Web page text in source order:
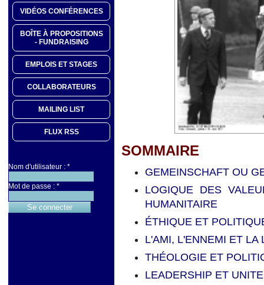
VIDÉOS CONFÉRENCES
BOÎTE À PROPOSITIONS
- FUNDRAISING
EMPLOIS ET STAGES
COLLABORATEURS
MAILING LIST
FLUX RSS
Nom d'utilisateur : *
Mot de passe : *
SOMMAIRE
GEMEINSCHAFT OU
LOGIQUE DES
HUMANITAIRE
ÉTHIQUE ET
L'AMI, L'ENNEMI ET LA
THÉOLOGIE ET
LEADERSHIP ET